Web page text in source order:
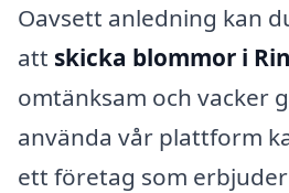
Oavsett anledning kan
att skicka blommor i
omtänksam och vacker
använda vår plattform
ett företag som